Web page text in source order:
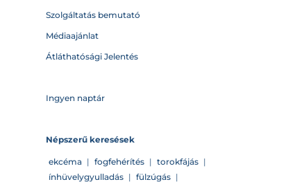
Szolgáltatás bemutató
Médiaajánlat
Átláthatósági Jelentés
Ingyen naptár
Népszerű keresések
ekcéma | fogfehérítés | torokfájás |
ínhüvelygyulladás | fülzúgás |